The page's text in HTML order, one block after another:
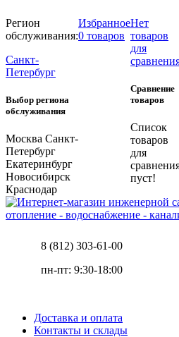
Регион
обслуживания:
Санкт-
Петербург
Выбор региона
обслуживания
Москва Санкт-
Петербург
Екатеринбург
Новосибирск
Краснодар
Избранное
0 товаров
Нет
товаров
для
Сравнение
товаров
Список
товаров
для
пуст!
отопление - водоснабжение -
8 (812) 303-61-00
пн-пт: 9:30-18:00
Доставка и оплата
Контакты и склады